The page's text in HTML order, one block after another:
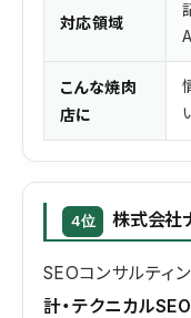
対応領域
こんな焼肉
店に
4位 株式会社
SEOコンサルティ
計・テクニカル